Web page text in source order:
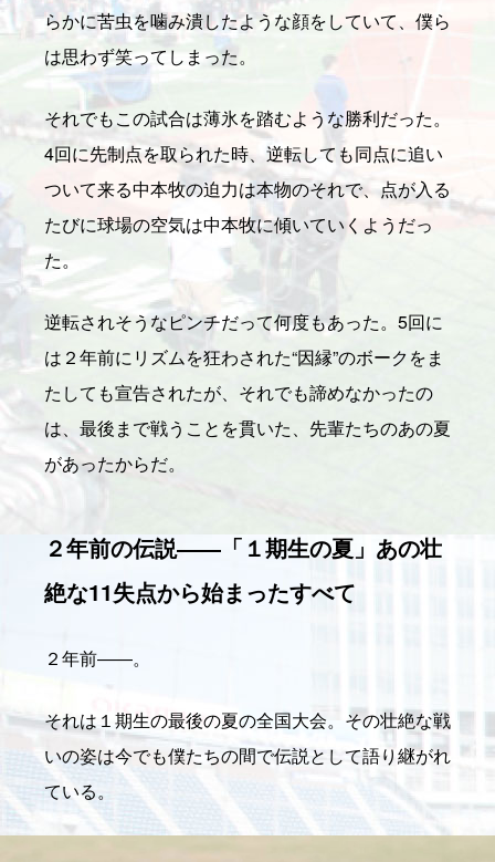
らかに苦虫を噛み潰したような顔をしていて、僕ら
は思わず笑ってしまった。
それでもこの試合は薄氷を踏むような勝利だった。
4回に先制点を取られた時、逆転しても同点に追い
ついて来る中本牧の迫力は本物のそれで、点が入る
たびに球場の空気は中本牧に傾いていくようだっ
た。
逆転されそうなピンチだって何度もあった。5回に
は２年前にリズムを狂わされた“因縁”のボークをま
たしても宣告されたが、それでも諦めなかったの
は、最後まで戦うことを貫いた、先輩たちのあの夏
があったからだ。
２年前の伝説――「１期生の夏」あの壮
絶な11失点から始まったすべて
２年前――。
それは１期生の最後の夏の全国大会。その壮絶な戦
いの姿は今でも僕たちの間で伝説として語り継がれ
ている。